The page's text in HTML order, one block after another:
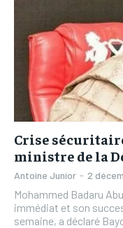
Crise
ministre de la
Antoine Junior - 2
Mohammed Badaru
immédiat et son
semaine, a déclaré